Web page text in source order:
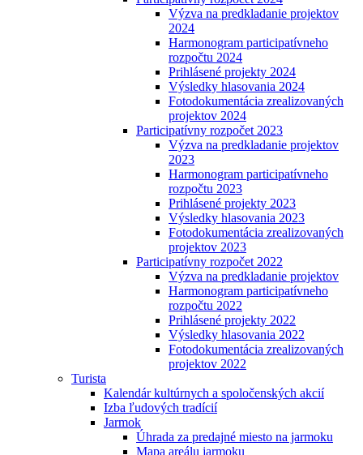
Výzva na predkladanie projektov
2024
Harmonogram participatívneho
rozpočtu 2024
Prihlásené projekty 2024
Výsledky hlasovania 2024
Fotodokumentácia zrealizovaných
projektov 2024
Participatívny rozpočet 2023
Výzva na predkladanie projektov
2023
Harmonogram participatívneho
rozpočtu 2023
Prihlásené projekty 2023
Výsledky hlasovania 2023
Fotodokumentácia zrealizovaných
projektov 2023
Participatívny rozpočet 2022
Výzva na predkladanie projektov
Harmonogram participatívneho
rozpočtu 2022
Prihlásené projekty 2022
Výsledky hlasovania 2022
Fotodokumentácia zrealizovaných
projektov 2022
Turista
Kalendár kultúrnych a spoločenských akcií
Izba ľudových tradícií
Jarmok
Úhrada za predajné miesto na jarmoku
Mapa areálu jarmoku